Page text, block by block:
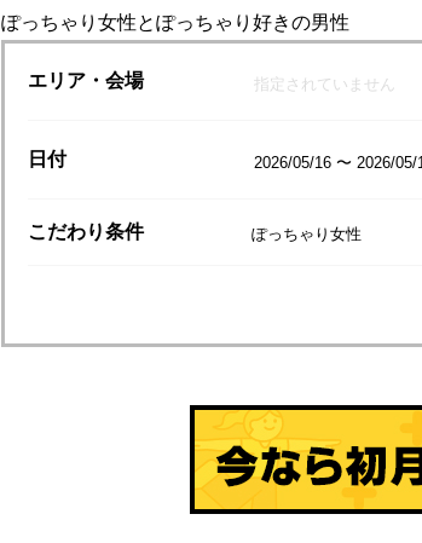
ぽっちゃり女性とぽっちゃり好きの男性
エリア・会場 指定されていません
日付 2026/05/16 〜 2026/05/
こだわり条件 ぽっちゃり女性